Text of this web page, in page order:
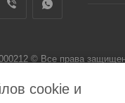
© Все права
cookie и